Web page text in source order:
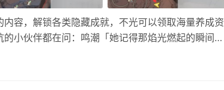
容，解锁各类隐藏成就，不光可以领取海量养成资
小伙伴都在问：鸣潮「她记得那焰光燃起的瞬间」